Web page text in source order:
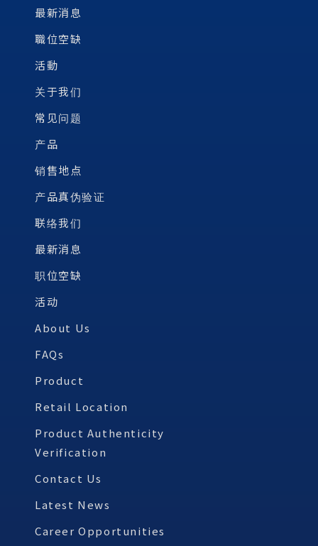
最新消息
職位空缺
活動
关于我们
常见问题
产品
销售地点
产品真伪验证
联络我们
最新消息
职位空缺
活动
About Us
FAQs
Product
Retail Location
Product Authenticity
Verification
Contact Us
Latest News
Career Opportunities